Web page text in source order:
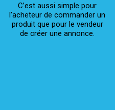
C’est aussi simple pour
l’acheteur de commander un
produit que pour le vendeur
de créer une annonce.